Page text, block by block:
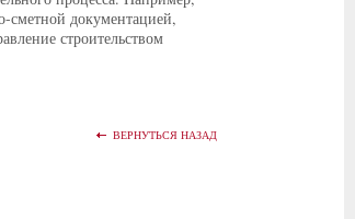
сметной документацией,
строительством
ВЕРНУТЬСЯ НАЗАД